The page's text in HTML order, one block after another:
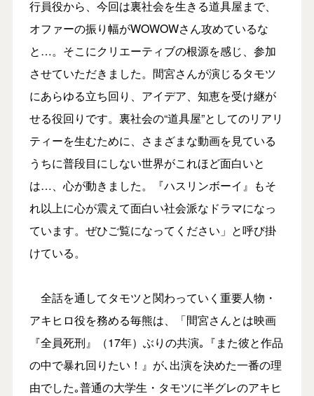
行員役から、今回は裏社会を生きる道具屋まで、
オファーの振り幅がWOWOWさん攻めているな
と…。そこにクリエーティブの根源を感じ、参加
させていただきました。間宮さんが演じるタモツ
にあらゆる立ち回り、アイデア、知恵を受け継が
せる役回りです。裏社会の“道具屋”としてのリアリ
ティーを生むために、さまざまな動画を見ている
うちに普段目にしない世界がこれほど面白いと
は…、心が動きました。『ハスリンボーイ』もそ
れ以上に心が震えて面白い社会派なドラマになっ
ています。ぜひご覧になってください」と呼び掛
けている。
全話を通してタモツと関わっていく重要人物・
アキヒロ役を務める毎熊は、「間宮さんとは映画
『全員死刑』（17年）ぶりの共演｡『また彼と作品
の中で暴れ回りたい！』が､出演を決めた一番の理
由でした｡普通の大学生・タモツに半グレのアキヒ